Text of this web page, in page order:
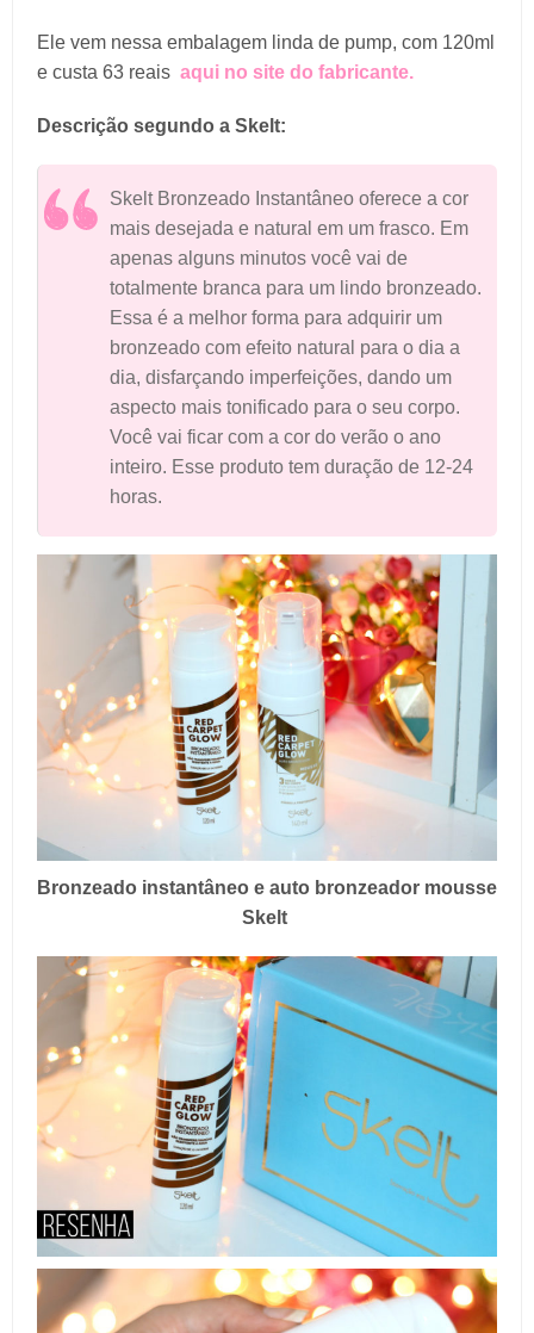
Ele vem nessa embalagem linda de pump, com 120ml
e custa 63 reais aqui no site do fabricante.
Descrição segundo a Skelt:
Skelt Bronzeado Instantâneo oferece a cor
mais desejada e natural em um frasco. Em
apenas alguns minutos você vai de
totalmente branca para um lindo bronzeado.
Essa é a melhor forma para adquirir um
bronzeado com efeito natural para o dia a
dia, disfarçando imperfeições, dando um
aspecto mais tonificado para o seu corpo.
Você vai ficar com a cor do verão o ano
inteiro. Esse produto tem duração de 12-24
horas.
Bronzeado instantâneo e auto bronzeador mousse
Skelt